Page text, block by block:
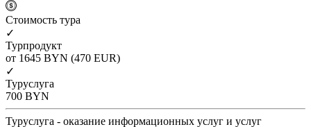
Cтоимость тура
✓
Турпродукт
от 1645 BYN (470 EUR)
✓
Туруслуга
700 BYN
Туруслуга - оказание информационных услуг и услуг